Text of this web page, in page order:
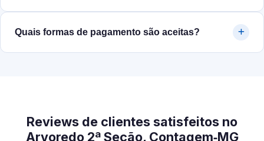
Quais formas de pagamento são aceitas?
Reviews de clientes satisfeitos no
Arvoredo 2ª Seção, Contagem‑MG